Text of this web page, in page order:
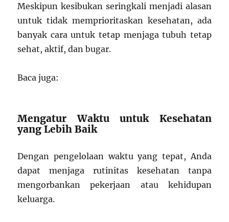
Meskipun kesibukan seringkali menjadi alasan
untuk tidak memprioritaskan kesehatan, ada
banyak cara untuk tetap menjaga tubuh tetap
sehat, aktif, dan bugar.
Baca juga:
Mengatur Waktu untuk Kesehatan
yang Lebih Baik
Dengan pengelolaan waktu yang tepat, Anda
dapat menjaga rutinitas kesehatan tanpa
mengorbankan pekerjaan atau kehidupan
keluarga.